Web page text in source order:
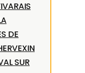
DE
VEXIN
SUR